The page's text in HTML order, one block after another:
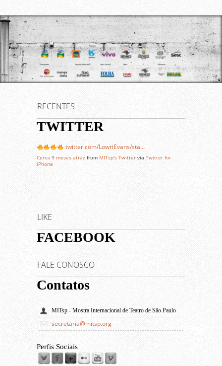
RECENTES
TWITTER
twitter.com/LowriEvans/sta…
Cerca 9 meses atraz from MITsp's Twitter via Twitter for
iPhone
LIKE
FACEBOOK
FALE CONOSCO
Contatos
MITsp - Mostra Internacional de Teatro de São Paulo
secretaria@mitsp.org
Perfis Sociais